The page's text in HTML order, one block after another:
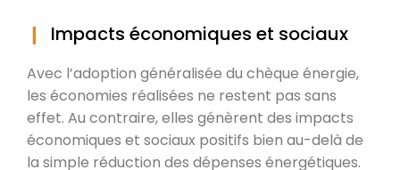
Impacts économiques et sociaux
Avec l’adoption généralisée du chèque énergie,
les économies réalisées ne restent pas sans
effet. Au contraire, elles génèrent des impacts
économiques et sociaux positifs bien au-delà de
la simple réduction des dépenses énergétiques.